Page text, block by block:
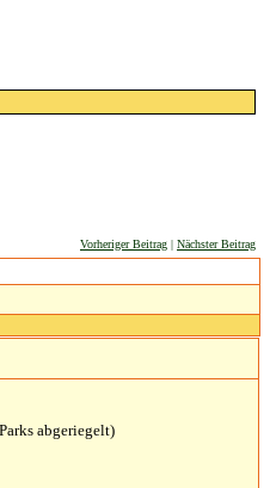
Vorheriger Beitrag | Nächster Beitrag
abgeriegelt)